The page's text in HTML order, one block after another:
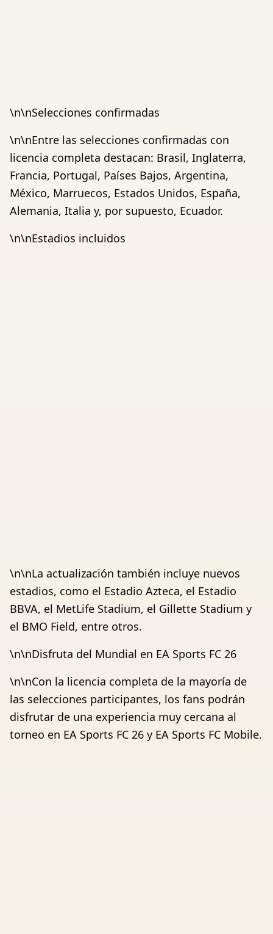
\n\nSelecciones confirmadas
\n\nEntre las selecciones confirmadas con
licencia completa destacan: Brasil, Inglaterra,
Francia, Portugal, Países Bajos, Argentina,
México, Marruecos, Estados Unidos, España,
Alemania, Italia y, por supuesto, Ecuador.
\n\nEstadios incluidos
\n\nLa actualización también incluye nuevos
estadios, como el Estadio Azteca, el Estadio
BBVA, el MetLife Stadium, el Gillette Stadium y
el BMO Field, entre otros.
\n\nDisfruta del Mundial en EA Sports FC 26
\n\nCon la licencia completa de la mayoría de
las selecciones participantes, los fans podrán
disfrutar de una experiencia muy cercana al
torneo en EA Sports FC 26 y EA Sports FC Mobile.